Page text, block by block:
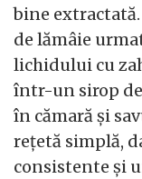
bine
de lămâie
lichidului cu
într-un sirop
în cămară și
rețetă simplă,
consistente și